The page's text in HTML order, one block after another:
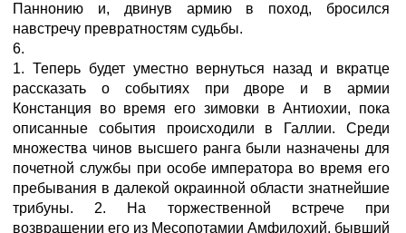
Паннонию и, двинув армию в поход, бросился
навстречу превратностям судьбы.
6.
1. Теперь будет уместно вернуться назад и вкратце
рассказать о событиях при дворе и в армии
Констанция во время его зимовки в Антиохии, пока
описанные события происходили в Галлии. Среди
множества чинов высшего ранга были назначены для
почетной службы при особе императора во время его
пребывания в далекой окраинной области знатнейшие
трибуны. 2. На торжественной встрече при
возвращении его из Месопотамии Амфилохий, бывший